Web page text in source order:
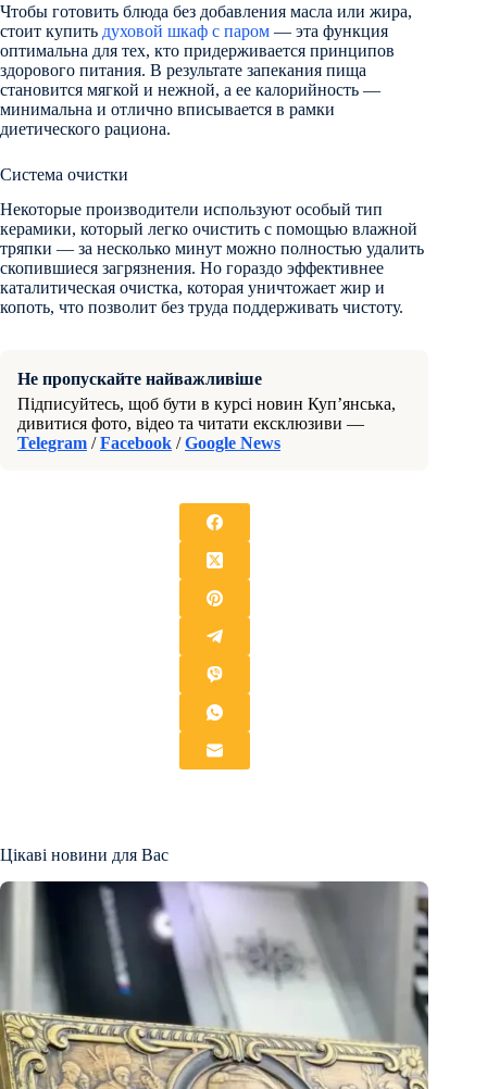
Чтобы готовить блюда без добавления масла или жира,
стоит купить духовой шкаф с паром — эта функция
оптимальна для тех, кто придерживается принципов
здорового питания. В результате запекания пища
становится мягкой и нежной, а ее калорийность —
минимальна и отлично вписывается в рамки
диетического рациона.
Система очистки
Некоторые производители используют особый тип
керамики, который легко очистить с помощью влажной
тряпки — за несколько минут можно полностью удалить
скопившиеся загрязнения. Но гораздо эффективнее
каталитическая очистка, которая уничтожает жир и
копоть, что позволит без труда поддерживать чистоту.
Не пропускайте найважливіше
Підписуйтесь, щоб бути в курсі новин Куп’янська,
дивитися фото, відео та читати ексклюзиви —
Telegram /Facebook /Google News
Цікаві новини для Вас